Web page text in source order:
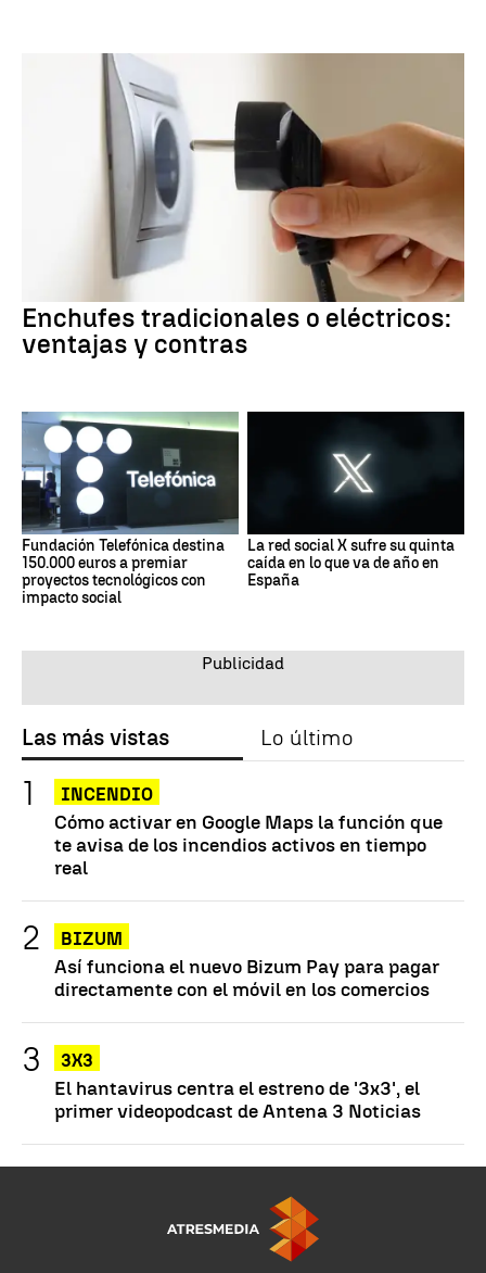
Enchufes tradicionales o eléctricos:
ventajas y contras
Fundación Telefónica destina
150.000 euros a premiar
proyectos tecnológicos con
impacto social
La red social X sufre su quinta
caída en lo que va de año en
España
Las más vistas Lo último
INCENDIO
Cómo activar en Google Maps la función que
te avisa de los incendios activos en tiempo
real
BIZUM
Así funciona el nuevo Bizum Pay para pagar
directamente con el móvil en los comercios
3X3
El hantavirus centra el estreno de '3x3', el
primer videopodcast de Antena 3 Noticias